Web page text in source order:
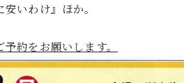
いわけ』ほか。
予約をお願いします。